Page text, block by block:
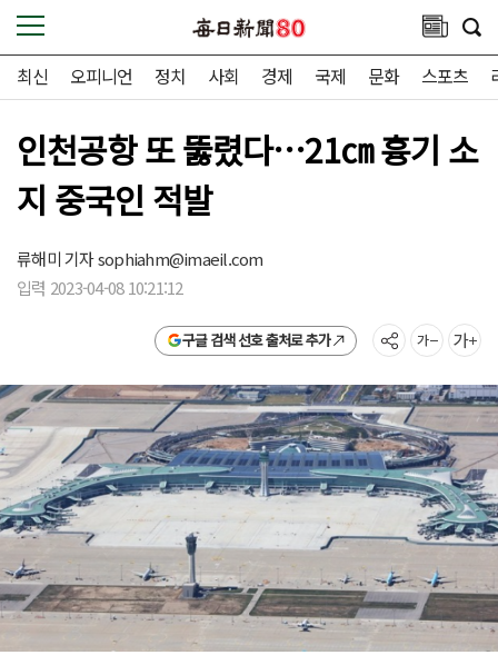
최신 오피니언 정치 사회 경제 국제 문화 스포츠
인천공항 또 뚫렸다…21㎝ 흉기 소
지 중국인 적발
류해미 기자sophiahm@imaeil.com
입력 2023-04-08 10:21:12
구글 검색 선호 출처로 추가